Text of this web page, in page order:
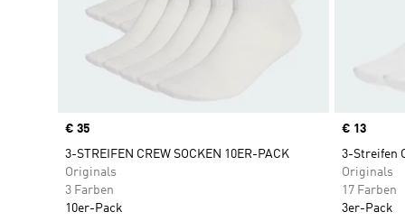
Price
€ 35
3-STREIFEN CREW SOCKEN 10ER-PACK
Originals
3 Farben
10er-Pack
Price
€ 13
3-Streifen
Originals
17 Farben
3er-Pack